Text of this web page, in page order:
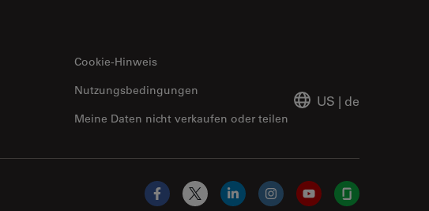
Cookie-Hinweis
Meine Daten nicht verkaufen oder teilen
Nutzungsbedingungen
US | de
Facebook
X LinkedInInstagramYouTubeGlassdoor